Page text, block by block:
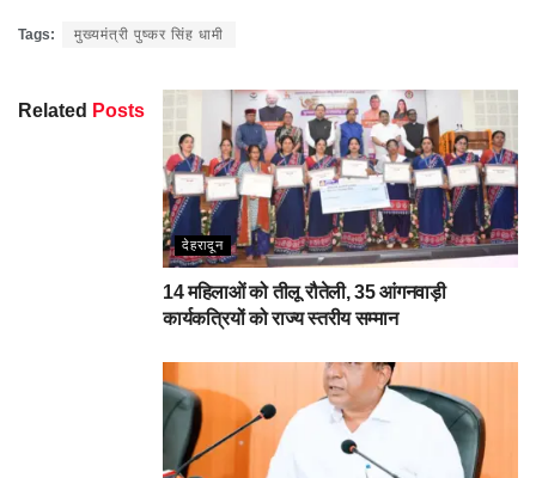
Facebook
Twitter
Pinterest
WhatsApp
Tags: मुख्यमंत्री पुष्कर सिंह धामी
Related Posts
देहरादून
14 महिलाओं को तीलू रौतेली, 35 आंगनवाड़ी
कार्यकत्रियों को राज्य स्तरीय सम्मान